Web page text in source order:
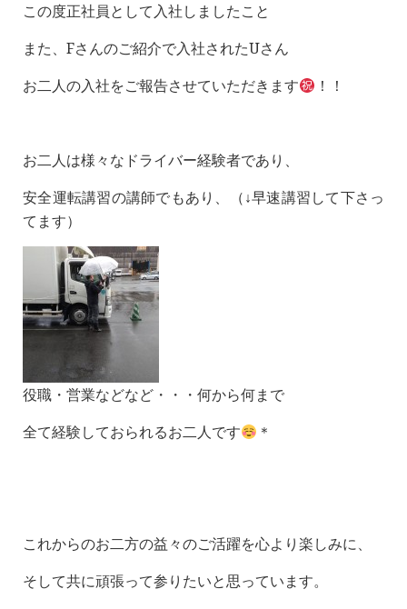
この度正社員として入社しましたこと
また、Fさんのご紹介で入社されたUさん
お二人の入社をご報告させていただきます
！！
お二人は様々なドライバー経験者であり、
安全運転講習の講師でもあり、（↓早速講習して下さっ
てます）
役職・営業などなど・・・何から何まで
全て経験しておられるお二人です
＊
これからのお二方の益々のご活躍を心より楽しみに、
そして共に頑張って参りたいと思っています。